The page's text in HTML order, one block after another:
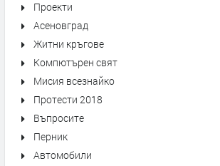
Проекти
Асеновград
Житни кръгове
Компютърен свят
Мисия всезнайко
Протести 2018
Въпросите
Перник
Автомобили